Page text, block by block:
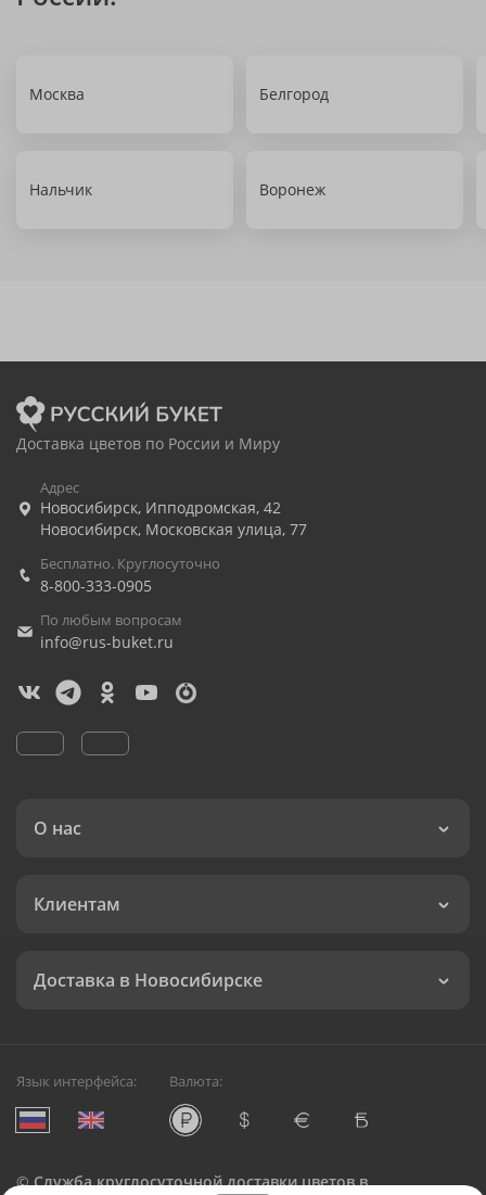
Москва Белгород
Нальчик Воронеж
Доставка цветов по России и Миру
Адрес
Новосибирск, Ипподромская, 42
Новосибирск, Московская улица, 77
Бесплатно. Круглосуточно
8-800-333-0905
По любым вопросам
info@rus-buket.ru
О нас
Клиентам
Доставка в Новосибирске
Язык интерфейса: Валюта:
©Служба круглосуточной доставки цветов в